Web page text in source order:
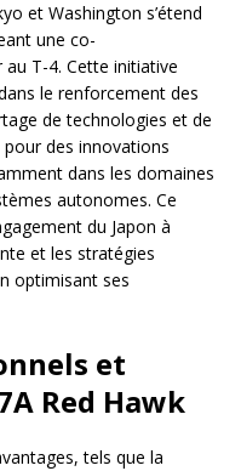
et Washington s’étend
une co-
T-4. Cette initiative
le renforcement des
de technologies et de
des innovations
dans les domaines
autonomes. Ce
du Japon à
et les stratégies
optimisant ses
et
Red Hawk
tels que la